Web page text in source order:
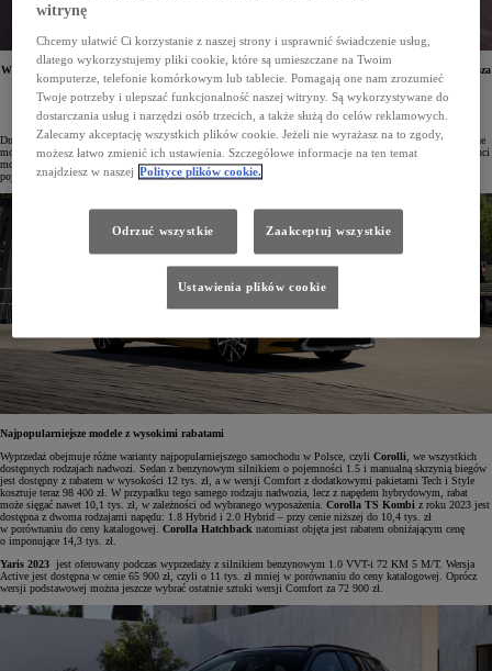
W salonach ruszyła wyprzedaż aut Toyoty z roku produkcji 2023 i od czasu pandemii jest to najszersza
oferta modeli osobowych w różnych wersjach wyposażenia. Rabaty sięgają nawet 20,9 tys. zł,
a dodatkowym atutem jest krótki czas oczekiwania na wybrany egzemplarz.
Dni Otwarte między 13 a 18 listopada to początek wyprzedaży samochodów Toyoty z rocznika 2023. Wybrane
modele są dostępne „od ręki” w dużo niższych cenach z rabatami nawet do 20,9 tys. zł. Podczas zakupu klienci
mogą liczyć na dodatkowe korzyści w formie vouchera na akcesoria o wartości 1 000 zł oraz znakowanie
pojazdu technologią syntetycznego DNA w cenie auta.
Najpopularniejsze modele z wysokimi rabatami
Wyprzedaż obejmuje różne warianty najpopularniejszego samochodu w Polsce, czyli Corolli, we wszystkich
dostępnych rodzajach nadwozi. Sedan z benzynowym silnikiem o pojemności 1.5 i manualną skrzynią biegów
jest dostępny z rabatem w wysokości 12 tys. zł, a w wersji Comfort z dodatkowymi pakietami Tech i Style
kosztuje teraz 98 400 zł. W przypadku tego samego rodzaju nadwozia, lecz z napędem hybrydowym, rabat
może sięgać nawet 10,1 tys. zł, w zależności od wybranego wyposażenia. Corolla TS Kombi z roku 2023 jest
dostępna z dwoma rodzajami napędu: 1.8 Hybrid i 2.0 Hybrid – przy cenie niższej do 10,4 tys. zł
w porównaniu do ceny katalogowej. Corolla Hatchback natomiast objęta jest rabatem obniżającym cenę
o imponujące 14,3 tys. zł.
Yaris 2023 jest oferowany podczas wyprzedaży z silnikiem benzynowym 1.0 VVT-i 72 KM 5 M/T. Wersja
Active jest dostępna w cenie 65 900 zł, czyli o 11 tys. zł mniej w porównaniu do ceny katalogowej. Oprócz
wersji podstawowej można jeszcze wybrać ostatnie sztuki wersji Comfort za 72 900 zł.
witrynę
Chcemy ułatwić Ci korzystanie z naszej strony i usprawnić świadczenie usług,
dlatego wykorzystujemy pliki cookie, które są umieszczane na Twoim
komputerze, telefonie komórkowym lub tablecie. Pomagają one nam zrozumieć
Twoje potrzeby i ulepszać funkcjonalność naszej witryny. Są wykorzystywane do
dostarczania usług i narzędzi osób trzecich, a także służą do celów reklamowych.
Zalecamy akceptację wszystkich plików cookie. Jeżeli nie wyrażasz na to zgody,
możesz łatwo zmienić ich ustawienia. Szczegółowe informacje na ten temat
znajdziesz w naszej Polityce plików cookie.
Odrzuć wszystkie Zaakceptuj wszystkie
Ustawienia plików cookie